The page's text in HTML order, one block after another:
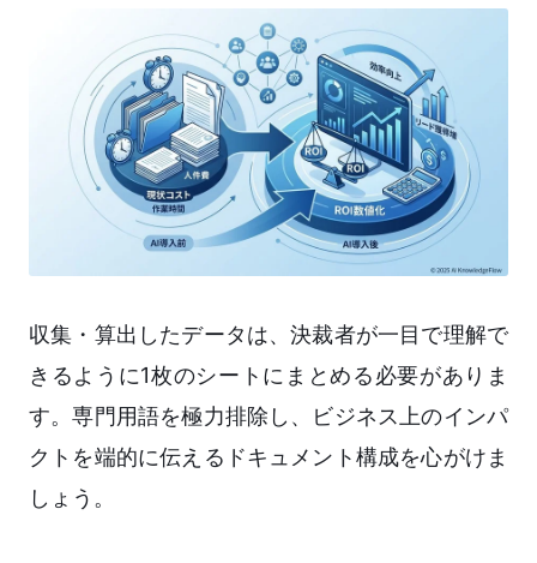
収集・算出したデータは、決裁者が一目で理解で
きるように1枚のシートにまとめる必要がありま
す。専門用語を極力排除し、ビジネス上のインパ
クトを端的に伝えるドキュメント構成を心がけま
しょう。